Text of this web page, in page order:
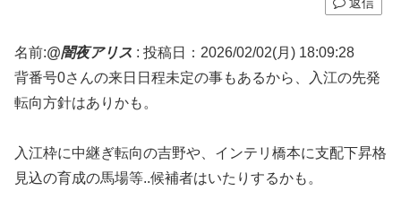
名前:@闇夜アリス : 投稿日：2026/02/02(月) 18:09:28
背番号0さんの来日日程未定の事もあるから、入江の先発
転向方針はありかも。
入江枠に中継ぎ転向の吉野や、インテリ橋本に支配下昇格
見込の育成の馬場等..候補者はいたりするかも。